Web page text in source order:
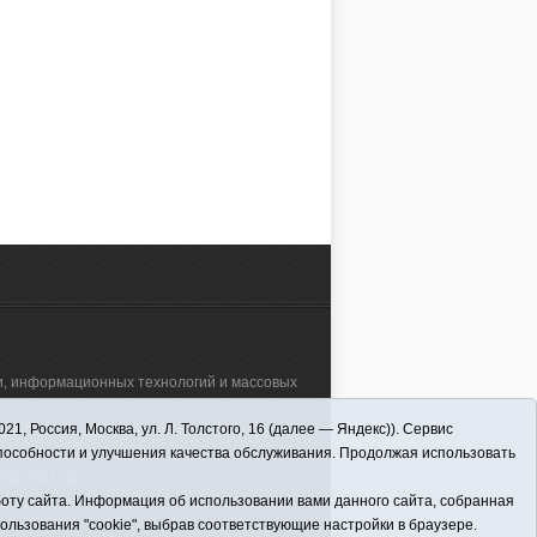
информационных технологий и массовых
(627570, Тюменская обл., Викуловский
Россия, Москва, ул. Л. Толстого, 16 (далее — Яндекс)). Сервис
и улучшения качества обслуживания. Продолжая использовать
сайта. Информация об использовании вами данного сайта, собранная
"cookie", выбрав соответствующие настройки в браузере.